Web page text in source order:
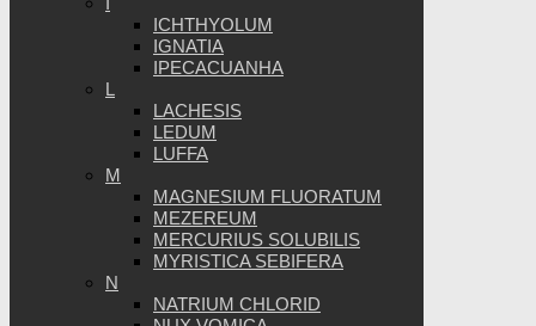
ICHTHYOLUM
IGNATIA
IPECACUANHA
L
LACHESIS
LEDUM
LUFFA
M
MAGNESIUM FLUORATUM
MEZEREUM
MERCURIUS SOLUBILIS
MYRISTICA SEBIFERA
N
NATRIUM CHLORID